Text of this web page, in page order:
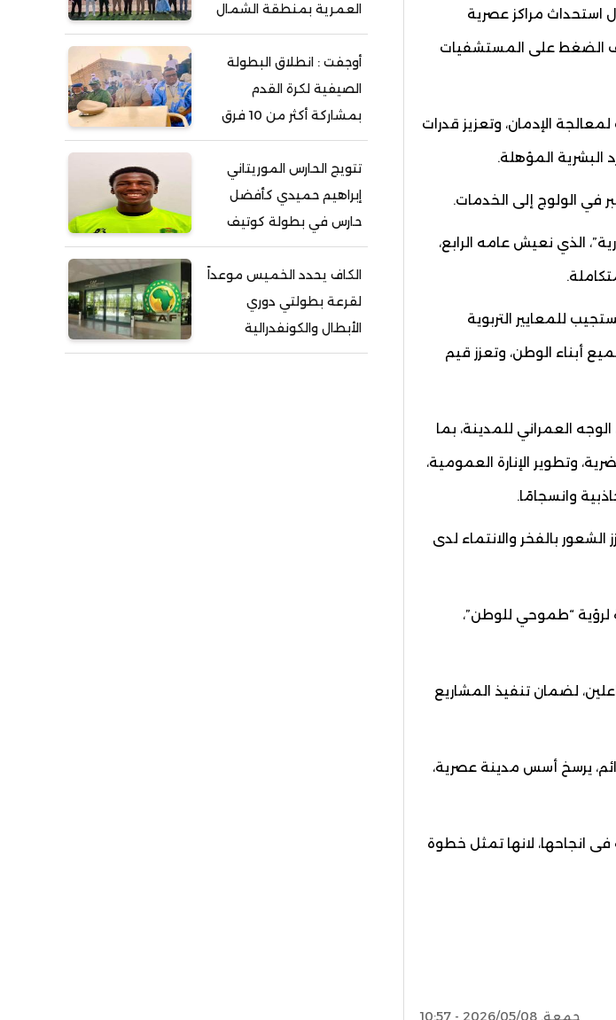
استحداث مراكز عصرية
الضغط على المستشفيات
الإدمان، وتعزيز قدرات
البشرية المؤهلة.
في الولوج إلى الخدمات.
الذي نعيش عامه الرابع،
للمعايير التربوية
أبناء الوطن، وتعزز قيم
العمراني للمدينة، بما
وتطوير الإنارة العمومية،
وانسجامًا.
بالفخر والانتماء لدى
لرؤية “طموحي للوطن”،
لضمان تنفيذ المشاريع
يرسخ أسس مدينة عصرية،
انجاحها، لانها تمثل خطوة
جمعة, 2026/05/08 - 10:57
العمرية بمنطقة الشمال
أوجفت : انطلاق البطولة
الصيفية لكرة القدم
بمشاركة أكثر من 10 فرق
تتويج الحارس الموريتاني
إبراهيم حميدي كأفضل
حارس في بطولة كوتيف
الكاف يحدد الخميس موعداً
لقرعة بطولتي دوري
الأبطال والكونفدرالية